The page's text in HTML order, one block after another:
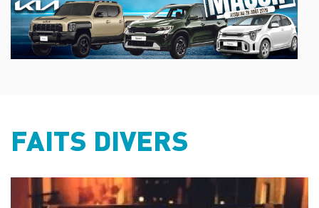
FAITS DIVERS